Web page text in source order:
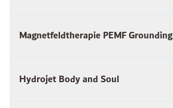
Magnetfeldtherapie PEMF Grounding
Hydrojet Body and Soul